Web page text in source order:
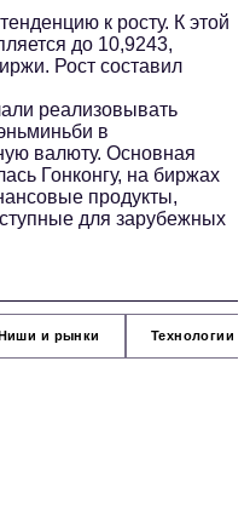
подписка
к росту. К этой
до 10,9243,
Рост составил
реализовывать
в
валюту. Основная
Гонконгу, на биржах
продукты,
для зарубежных
и рынки Технологии